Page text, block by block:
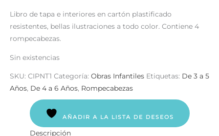
Libro de tapa e interiores en cartón plastificado
resistentes, bellas ilustraciones a todo color. Contiene 4
rompecabezas.
Sin existencias
SKU: CIPNT1 Categoría: Obras Infantiles Etiquetas: De 3 a 5
Años, De 4 a 6 Años, Rompecabezas
AÑADIR A LA LISTA DE DESEOS
Descripción